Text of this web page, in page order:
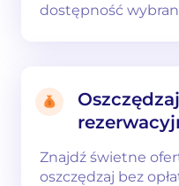
dostępność
Znajdź świetne
oszczędzaj bez